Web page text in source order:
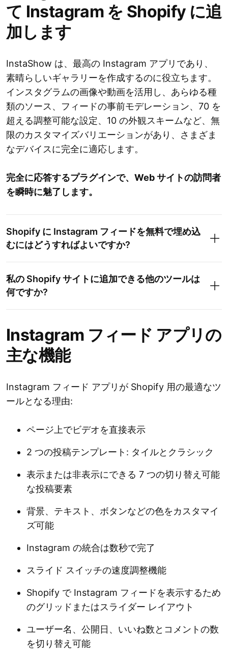
て Instagram を Shopify に追
加します
InstaShow は、最高の Instagram アプリであり、
素晴らしいギャラリーを作成するのに役立ちます。
インスタグラムの画像や動画を活用し、あらゆる種
類のソース、フィードの事前モデレーション、70 を
超える調整可能な設定、10 の外観スキームなど、無
限のカスタマイズバリエーションがあり、さまざま
なデバイスに完全に適応します。
完全に応答するプラグインで、Web サイトの訪問者
を瞬時に魅了します。
Shopify に Instagram フィードを無料で埋め込
むにはどうすればよいですか?
私の Shopify サイトに追加できる他のツールは
何ですか?
スライダー
Instagram フィード
PDF フィード
ロゴ ショーケース
Instagram フィード アプリの
主な機能
Instagram フィード アプリが Shopify 用の最適なツ
ールとなる理由:
ページ上でビデオを直接表示
2 つの投稿テンプレート: タイルとクラシック
表示または非表示にできる 7 つの切り替え可能
な投稿要素
背景、テキスト、ボタンなどの色をカスタマイ
ズ可能
Instagram の統合は数秒で完了
スライド スイッチの速度調整機能
Shopify で Instagram フィードを表示するため
のグリッドまたはスライダー レイアウト
ユーザー名、公開日、いいね数とコメントの数
を切り替え可能